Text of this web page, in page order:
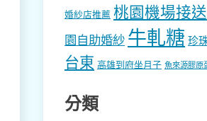
婚紗店推薦 桃園機場接送
園自助婚紗 牛軋糖 珍
台東 高雄到府坐月子 魚來源膠原
分類